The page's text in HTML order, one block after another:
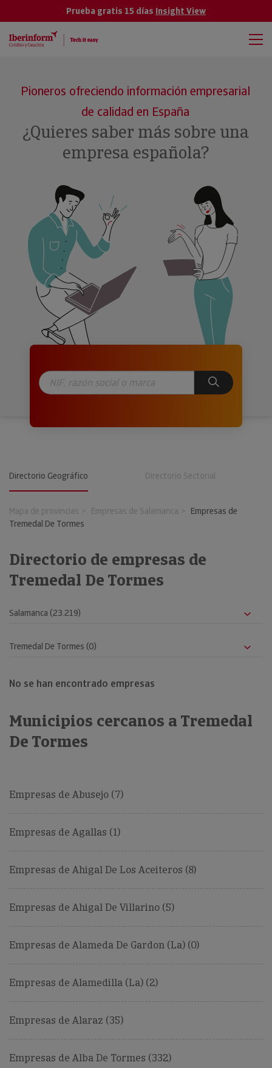
Prueba gratis 15 días Insight View
Pioneros ofreciendo información empresarial
de calidad en España
¿Quieres saber más sobre una
empresa española?
Directorio Geográfico Directorio Sectorial
Mapa de provincias Empresas de Salamanca
Empresas de
Tremedal De Tormes
Directorio de empresas de
Tremedal De Tormes
No se han encontrado empresas
Municipios cercanos a Tremedal
De Tormes
Empresas de Abusejo (7)
Empresas de Agallas (1)
Empresas de Ahigal De Los Aceiteros (8)
Empresas de Ahigal De Villarino (5)
Empresas de Alameda De Gardon (La) (0)
Empresas de Alamedilla (La) (2)
Empresas de Alaraz (35)
Empresas de Alba De Tormes (332)